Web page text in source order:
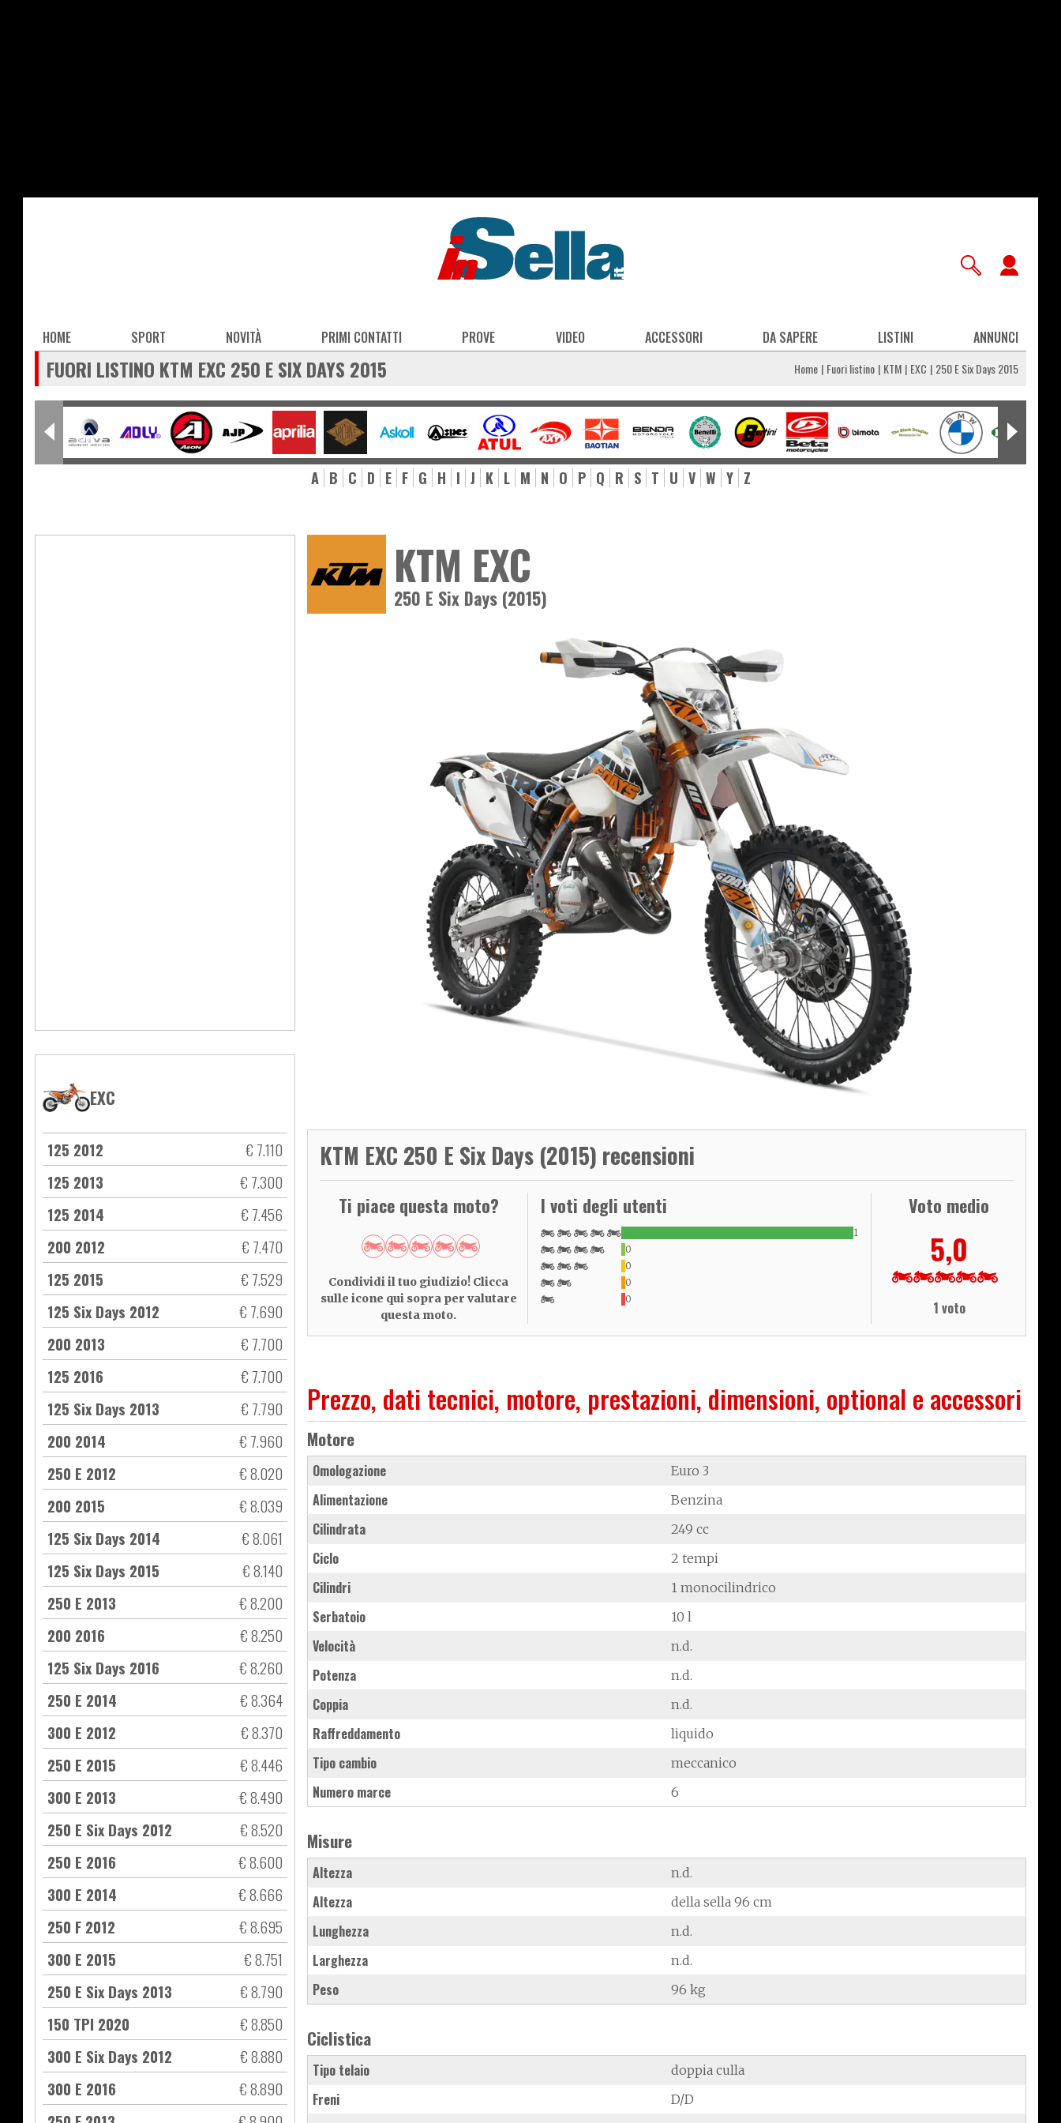
Main
navigation
HOME SPORT NOVITÀ PRIMI CONTATTI PROVE VIDEO ACCESSORI DA SAPERE LISTINI ANNUNCI
FUORI LISTINO KTM EXC 250 E SIX DAYS 2015 Home Fuori listino KTM EXC 250 E Six Days 2015
A B C D E F G H I J K L M N O P Q R S T U V W Y Z
EXC
125 2012
€ 7.110
125 2013
€ 7.300
125 2014
€ 7.456
200 2012
€ 7.470
125 2015
€ 7.529
125 Six Days 2012
€ 7.690
200 2013
€ 7.700
125 2016
€ 7.700
125 Six Days 2013
€ 7.790
200 2014
€ 7.960
250 E 2012
€ 8.020
200 2015
€ 8.039
125 Six Days 2014
€ 8.061
125 Six Days 2015
€ 8.140
250 E 2013
€ 8.200
200 2016
€ 8.250
125 Six Days 2016
€ 8.260
250 E 2014
€ 8.364
300 E 2012
€ 8.370
250 E 2015
€ 8.446
300 E 2013
€ 8.490
250 E Six Days 2012
€ 8.520
250 E 2016
€ 8.600
300 E 2014
€ 8.666
250 F 2012
€ 8.695
300 E 2015
€ 8.751
250 E Six Days 2013
€ 8.790
150 TPI 2020
€ 8.850
300 E Six Days 2012
€ 8.880
300 E 2016
€ 8.890
KTM EXC
250 E Six Days (2015)
KTM EXC 250 E Six Days (2015) recensioni
Ti piace questa moto?
Condividi il tuo giudizio! Clicca
sulle icone qui sopra per valutare
questa moto.
I voti degli utenti
1
0
0
0
0
Voto medio
5,0
1 voto
Prezzo, dati tecnici, motore, prestazioni, dimensioni, optional e accessori
Motore
Omologazione Euro 3
Alimentazione Benzina
Cilindrata 249 cc
Ciclo 2 tempi
Cilindri 1 monocilindrico
Serbatoio 10 l
Velocità n.d.
Potenza n.d.
Coppia n.d.
Raffreddamento liquido
Tipo cambio meccanico
Numero marce 6
Misure
Altezza n.d.
Altezza della sella 96 cm
Lunghezza n.d.
Larghezza n.d.
Peso 96 kg
Ciclistica
Tipo telaio doppia culla
Freni D/D